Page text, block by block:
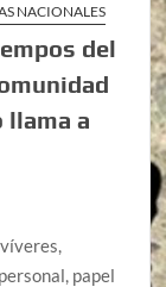
NACIONALES
del
llama a
papel